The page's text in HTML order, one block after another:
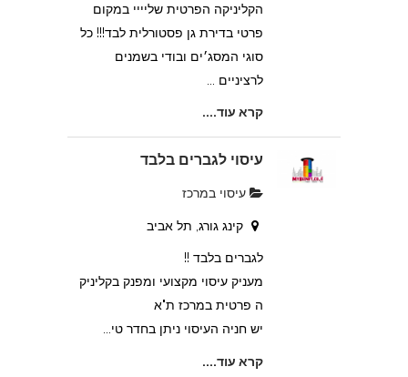
הקליניקה הפרטית שליייי במקום
פרטי בדירת גן פסטורלית לבד!!! כל
סוגי המסג׳ים ובודי בשמנים
לרציניים ...
קרא עוד....
עיסוי לגברים בלבד
עיסוי במרכז
קינג גורג, תל אביב
לגברים בלבד !!
מעניק עיסוי מקצועי ומפנק בקליניק
ה פרטית במרכז ת"א
יש חניה העיסוי ניתן בחדר טי...
קרא עוד....